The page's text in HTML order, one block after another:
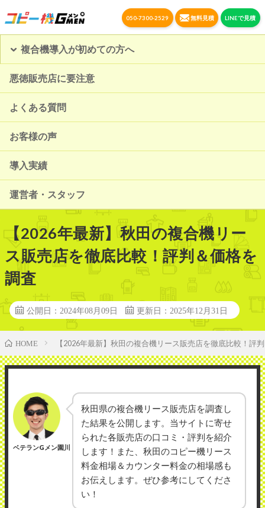
050-7300-2529 無料見積 LINEで見積
複合機導入が初めての方へ
悪徳販売店に要注意
よくある質問
お客様の声
導入実績
運営者・スタッフ
【2026年最新】秋田の複合機リー
ス販売店を徹底比較！評判＆価格を
調査
公開日：2024年08月09日 更新日：2025年12月31日
HOME 【2026年最新】秋田の複合機リース販売店を徹底比較！評
ベテランGメン園川
秋田県の複合機リース販売店を調査し
た結果を公開します。当サイトに寄せ
られた各販売店の口コミ・評判を紹介
します！また、秋田のコピー機リース
料金相場＆カウンター料金の相場感も
お伝えします。ぜひ参考にしてくださ
い！